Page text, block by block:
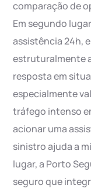
comparação de
Em segundo
assistência 24h,
estruturalmente
resposta em
especialmente
tráfego intenso
acionar uma
sinistro ajuda a
lugar, a Porto
seguro que